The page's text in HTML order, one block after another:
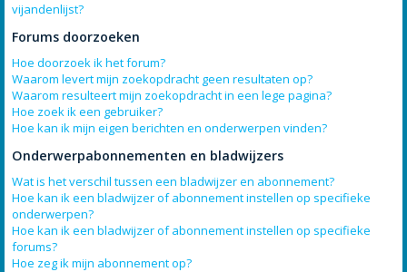
vijandenlijst?
Forums doorzoeken
Hoe doorzoek ik het forum?
Waarom levert mijn zoekopdracht geen resultaten op?
Waarom resulteert mijn zoekopdracht in een lege pagina?
Hoe zoek ik een gebruiker?
Hoe kan ik mijn eigen berichten en onderwerpen vinden?
Onderwerpabonnementen en bladwijzers
Wat is het verschil tussen een bladwijzer en abonnement?
Hoe kan ik een bladwijzer of abonnement instellen op specifieke
onderwerpen?
Hoe kan ik een bladwijzer of abonnement instellen op specifieke
forums?
Hoe zeg ik mijn abonnement op?